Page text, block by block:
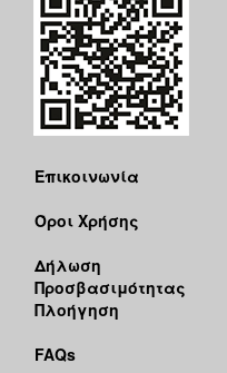
Επικοινωνία
Όροι Χρήσης
Δήλωση
Προσβασιμότητας
Πλοήγηση
FAQs